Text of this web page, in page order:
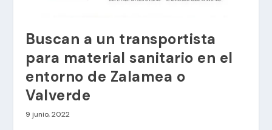
Buscan a un transportista
para material sanitario en el
entorno de Zalamea o
Valverde
9 junio, 2022